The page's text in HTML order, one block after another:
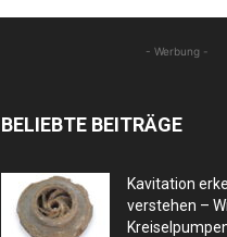
- Werbung -
BELIEBTE BEITRÄGE
Kavitation
verstehen –